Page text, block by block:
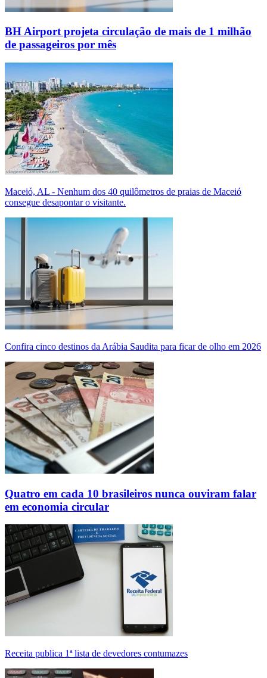
BH Airport projeta circulação de mais de 1 milhão
de passageiros por mês
Maceió, AL - Nenhum dos 40 quilômetros de praias de Maceió
consegue desapontar o visitante.
Confira cinco destinos da Arábia Saudita para ficar de olho em 2026
Quatro em cada 10 brasileiros nunca ouviram falar
em economia circular
Receita publica 1ª lista de devedores contumazes